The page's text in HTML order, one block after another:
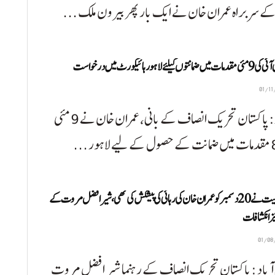
سربراہ عمران خان نے ایک بار پھر بیرون ملک ...
لاہور ہائیکورٹ میں درخواست
لاہور:پاکستان تحریک انصاف کے بانی، عمران خان نے 9 مئی
اہم شخصیت نے 20 دسمبر کو عمران خان کی رہائی کی پیشکش کی تھی، شیر افضل مروت کے
انکشافات
آباد :پاکستان تحریک انصاف کے رہنما شیر افضل مروت